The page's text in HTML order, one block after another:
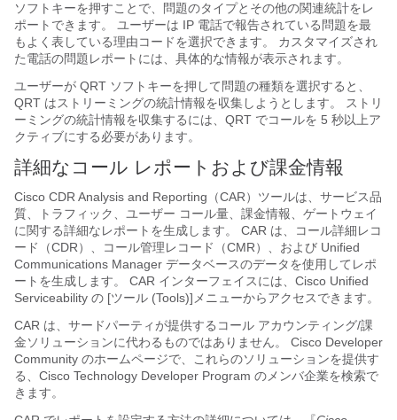
ソフトキーを押すことで、問題のタイプとその他の関連統計をレ
ポートできます。 ユーザーは IP 電話で報告されている問題を最
もよく表している理由コードを選択できます。 カスタマイズされ
た電話の問題レポートには、具体的な情報が表示されます。
ユーザーが QRT ソフトキーを押して問題の種類を選択すると、
QRT はストリーミングの統計情報を収集しようとします。 ストリ
ーミングの統計情報を収集するには、QRT でコールを 5 秒以上ア
クティブにする必要があります。
詳細なコール レポートおよび課金情報
Cisco CDR Analysis and Reporting（CAR）ツールは、サービス品
質、トラフィック、ユーザー コール量、課金情報、ゲートウェイ
に関する詳細なレポートを生成します。 CAR は、コール詳細レコ
ード（CDR）、コール管理レコード（CMR）、および Unified
Communications Manager データベースのデータを使用してレポ
ートを生成します。 CAR インターフェイスには、Cisco Unified
Serviceability の [ツール (Tools)] メニューからアクセスできます。
CAR は、サードパーティが提供するコール アカウンティング/課
金ソリューションに代わるものではありません。 Cisco Developer
Community のホームページで、これらのソリューションを提供す
る、Cisco Technology Developer Program のメンバ企業を検索で
きます。